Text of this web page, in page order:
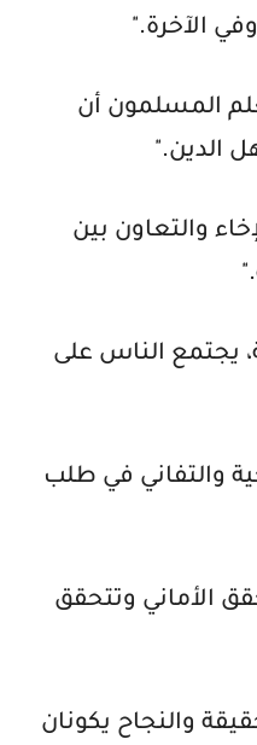
الآخرة."
المسلمون أن
الدين."
والتعاون بين
يجتمع الناس على
والتفاني في طلب
الأماني وتتحقق
والنجاح يكونان